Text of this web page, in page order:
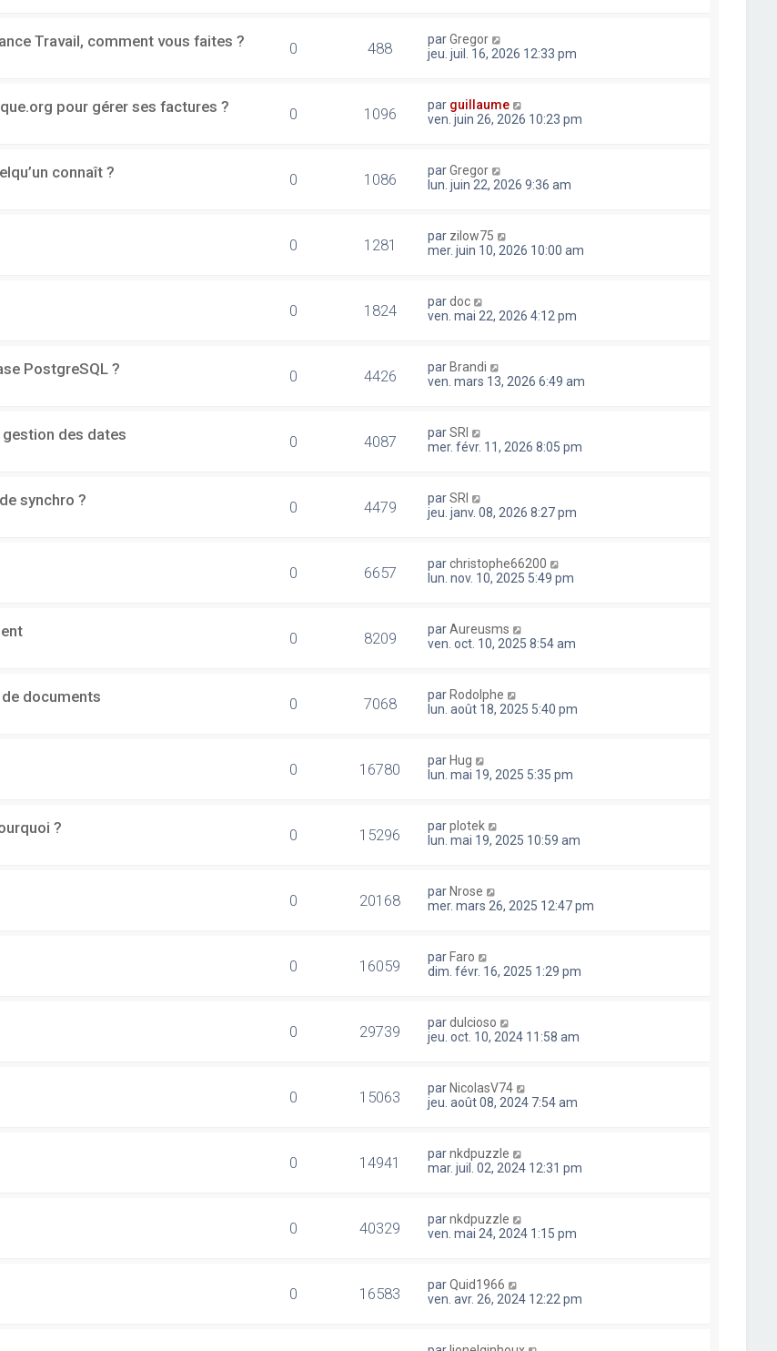
Travail, comment vous faites ? 0 488 parGregor
jeu. juil. 16, 2026 12:33 pm
pour gérer ses factures ? 0 1096 par guillaume
ven. juin 26, 2026 10:23 pm
connaît ? 0 1086 parGregor
lun. juin 22, 2026 9:36 am
0 1281 par zilow75
mer. juin 10, 2026 10:00 am
0 1824 pardoc
ven. mai 22, 2026 4:12 pm
PostgreSQL ? 0 4426 par Brandi
ven. mars 13, 2026 6:49 am
des dates 0 4087 parSRI
mer. févr. 11, 2026 8:05 pm
synchro ? 0 4479 parSRI
jeu. janv. 08, 2026 8:27 pm
0 6657 parchristophe66200
lun. nov. 10, 2025 5:49 pm
0 8209 parAureusms
ven. oct. 10, 2025 8:54 am
documents 0 7068 par Rodolphe
lun. août 18, 2025 5:40 pm
0 16780 par Hug
lun. mai 19, 2025 5:35 pm
? 0 15296 parplotek
lun. mai 19, 2025 10:59 am
0 20168 par Nrose
mer. mars 26, 2025 12:47 pm
0 16059 par Faro
dim. févr. 16, 2025 1:29 pm
0 29739 pardulcioso
jeu. oct. 10, 2024 11:58 am
0 15063 par NicolasV74
jeu. août 08, 2024 7:54 am
0 14941 parnkdpuzzle
mar. juil. 02, 2024 12:31 pm
0 40329 parnkdpuzzle
ven. mai 24, 2024 1:15 pm
0 16583 parQuid1966
ven. avr. 26, 2024 12:22 pm